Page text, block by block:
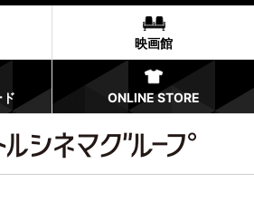
映画館
ONLINE STORE